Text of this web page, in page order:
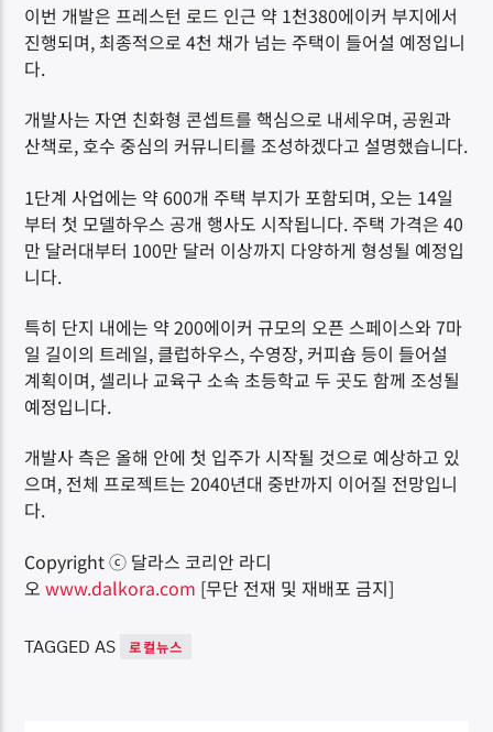
이번 개발은 프레스턴 로드 인근 약 1천380에이커 부지에서
진행되며, 최종적으로 4천 채가 넘는 주택이 들어설 예정입니
다.
개발사는 자연 친화형 콘셉트를 핵심으로 내세우며, 공원과
산책로, 호수 중심의 커뮤니티를 조성하겠다고 설명했습니다.
1단계 사업에는 약 600개 주택 부지가 포함되며, 오는 14일
부터 첫 모델하우스 공개 행사도 시작됩니다. 주택 가격은 40
만 달러대부터 100만 달러 이상까지 다양하게 형성될 예정입
니다.
특히 단지 내에는 약 200에이커 규모의 오픈 스페이스와 7마
일 길이의 트레일, 클럽하우스, 수영장, 커피숍 등이 들어설
계획이며, 셀리나 교육구 소속 초등학교 두 곳도 함께 조성될
예정입니다.
개발사 측은 올해 안에 첫 입주가 시작될 것으로 예상하고 있
으며, 전체 프로젝트는 2040년대 중반까지 이어질 전망입니
다.
Copyright ⓒ 달라스 코리안 라디
오www.dalkora.com [무단 전재 및 재배포 금지]
TAGGED AS 로컬뉴스